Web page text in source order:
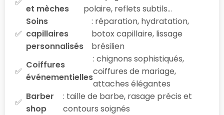
et mèches
polaire, reflets subtils…
Soins
capillaires
personnalisés
: réparation, hydratation,
botox capillaire, lissage
brésilien
Coiffures
événementielles
: chignons sophistiqués,
coiffures de mariage,
attaches élégantes
Barber
shop
: taille de barbe, rasage précis et
contours soignés